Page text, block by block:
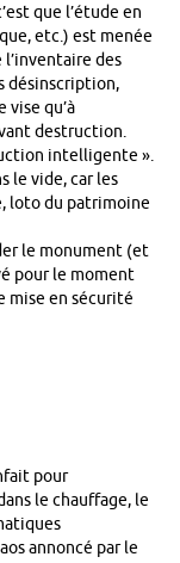
que l’étude en
etc.) est menée
des
désinscription,
vise qu’à
destruction.
intelligente ».
le vide, car les
loto du patrimoine
le monument (et
pour le moment
mise en sécurité
pour
le chauffage, le
annoncé par le